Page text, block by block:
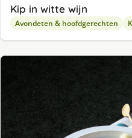
Kip in witte wijn
Avondeten & hoofdgerechten